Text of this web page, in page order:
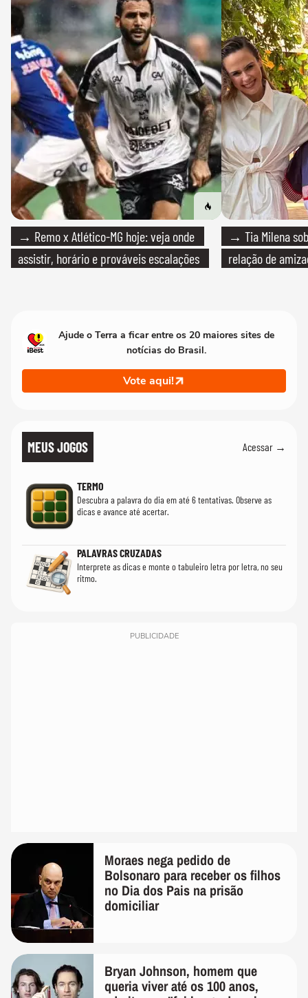
→ Remo x Atlético-MG hoje: veja onde
assistir, horário e prováveis escalações
→ Tia Milena
relação de
Ajude o Terra a ficar entre os 20 maiores sites de
notícias do Brasil.
Vote aqui!
MEUS JOGOS Acessar →
TERMO
Descubra a palavra do dia em até 6 tentativas. Observe as
dicas e avance até acertar.
PALAVRAS CRUZADAS
Interprete as dicas e monte o tabuleiro letra por letra, no seu
ritmo.
PUBLICIDADE
Moraes nega pedido de
Bolsonaro para receber os filhos
no Dia dos Pais na prisão
domiciliar
Bryan Johnson, homem que
queria viver até os 100 anos,